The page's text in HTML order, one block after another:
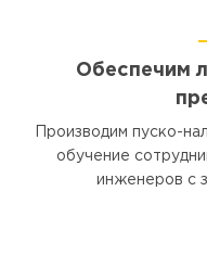
Обеспечим
Производим пуско-
обучение
инженеров с